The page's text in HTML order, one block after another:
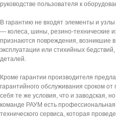
руководстве пользователя к
В гарантию не входят элементы и
— колеса, шины, резино-технические
признаются повреждения, возникшие
эксплуатации или стихийных
деталей.
Кроме гарантии производителя
гарантийного обслуживания сроком от
себя те же условия, что и заводская,
команде РАУМ есть
технического сервиса, которая